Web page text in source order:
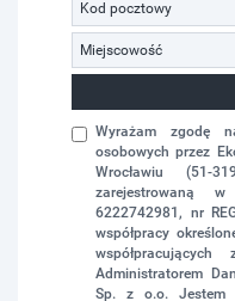
Wyrażam zgodę
osobowych przez
Wrocławiu
zarejestrowaną
6222742981, nr
współpracy
Administratorem
Sp. z o.o. Jestem